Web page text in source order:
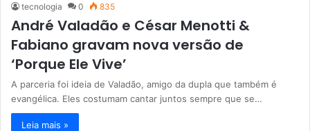
tecnologia 0 835
André Valadão e César Menotti &
Fabiano gravam nova versão de
‘Porque Ele Vive’
A parceria foi ideia de Valadão, amigo da dupla que também é
evangélica. Eles costumam cantar juntos sempre que se…
Leia mais »